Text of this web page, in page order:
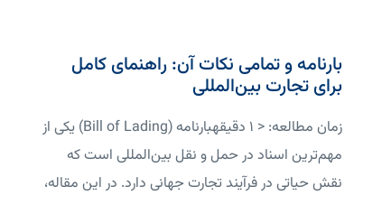
بارنامه و تمامی نکات آن: راهنمای کامل
برای تجارت بین‌المللی
زمان مطالعه: < 1 دقیقهبارنامه (Bill of Lading) یکی از
مهم‌ترین اسناد در حمل و نقل بین‌المللی است که
نقش حیاتی در فرآیند تجارت جهانی دارد. در این مقاله،